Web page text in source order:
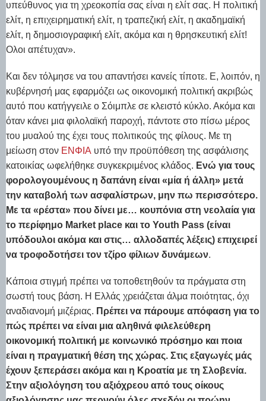
υπεύθυνος για τη χρεοκοπία σας είναι η ελίτ σας. Η πολιτική
ελίτ, η επιχειρηματική ελίτ, η τραπεζική ελίτ, η ακαδημαϊκή
ελίτ, η δημοσιογραφική ελίτ, ακόμα και η θρησκευτική ελίτ!
Ολοι απέτυχαν».
Και δεν τόλμησε να του απαντήσει κανείς τίποτε. Ε, λοιπόν, η
κυβέρνησή μας εφαρμόζει ως οικονομική πολιτική ακριβώς
αυτό που κατήγγειλε ο Σόιμπλε σε κλειστό κύκλο. Ακόμα και
όταν κάνει μια φιλολαϊκή παροχή, πάντοτε στο πίσω μέρος
του μυαλού της έχει τους πολιτικούς της φίλους. Με τη
μείωση στον ΕΝΦΙΑ υπό την προϋπόθεση της ασφάλισης
κατοικίας ωφελήθηκε συγκεκριμένος κλάδος. Ενώ για τους
φορολογουμένους η δαπάνη είναι «μία ή άλλη» μετά
την καταβολή των ασφαλίστρων, μην πω περισσότερο.
Με τα «ρέστα» που δίνει με… κουπόνια στη νεολαία για
το περίφημο Market place και το Youth Pass (είναι
υπόδουλοι ακόμα και στις… αλλοδαπές λέξεις) επιχειρεί
να τροφοδοτήσει τον τζίρο φίλιων δυνάμεων.
Κάποια στιγμή πρέπει να τοποθετηθούν τα πράγματα στη
σωστή τους βάση. Η Ελλάς χρειάζεται άλμα ποιότητας, όχι
αναδιανομή μιζέριας. Πρέπει να πάρουμε απόφαση για το
πώς πρέπει να είναι μια αληθινά φιλελεύθερη
οικονομική πολιτική με κοινωνικό πρόσημο και ποια
είναι η πραγματική θέση της χώρας. Στις εξαγωγές μάς
έχουν ξεπεράσει ακόμα και η Κροατία με τη Σλοβενία.
Στην αξιολόγηση του αξιόχρεου από τους οίκους